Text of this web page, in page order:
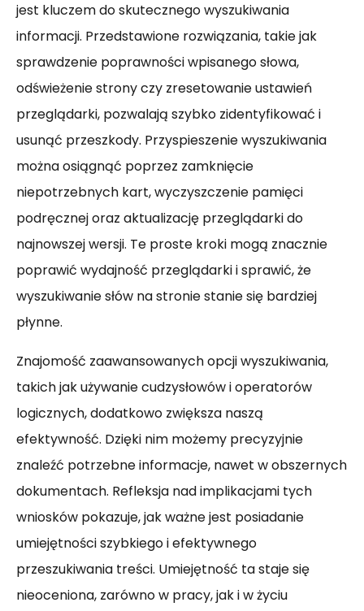
jest kluczem do skutecznego wyszukiwania
informacji. Przedstawione rozwiązania, takie jak
sprawdzenie poprawności wpisanego słowa,
odświeżenie strony czy zresetowanie ustawień
przeglądarki, pozwalają szybko zidentyfikować i
usunąć przeszkody. Przyspieszenie wyszukiwania
można osiągnąć poprzez zamknięcie
niepotrzebnych kart, wyczyszczenie pamięci
podręcznej oraz aktualizację przeglądarki do
najnowszej wersji. Te proste kroki mogą znacznie
poprawić wydajność przeglądarki i sprawić, że
wyszukiwanie słów na stronie stanie się bardziej
płynne.
Znajomość zaawansowanych opcji wyszukiwania,
takich jak używanie cudzysłowów i operatorów
logicznych, dodatkowo zwiększa naszą
efektywność. Dzięki nim możemy precyzyjnie
znaleźć potrzebne informacje, nawet w obszernych
dokumentach. Refleksja nad implikacjami tych
wniosków pokazuje, jak ważne jest posiadanie
umiejętności szybkiego i efektywnego
przeszukiwania treści. Umiejętność ta staje się
nieoceniona, zarówno w pracy, jak i w życiu